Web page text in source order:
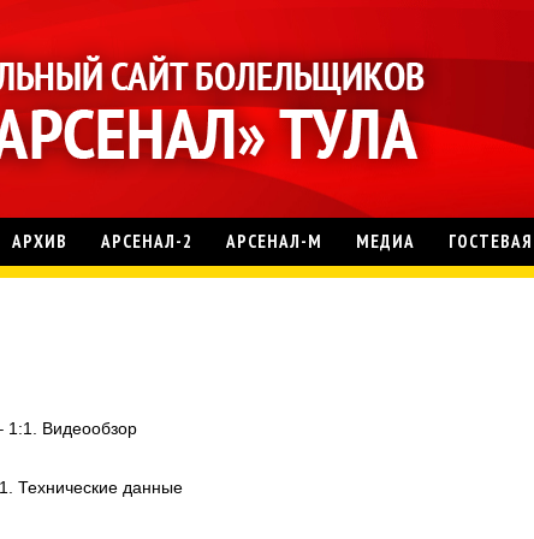
АРХИВ АРСЕНАЛ-2 АРСЕНАЛ-М МЕДИА ГОСТЕВАЯ
1:1. Видеообзор
Технические данные